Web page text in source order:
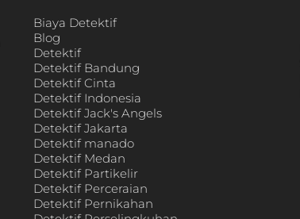
Biaya Detektif
Blog
Detektif
Detektif Bandung
Detektif Cinta
Detektif Indonesia
Detektif Jack's Angels
Detektif Jakarta
Detektif manado
Detektif Medan
Detektif Partikelir
Detektif Perceraian
Detektif Pernikahan